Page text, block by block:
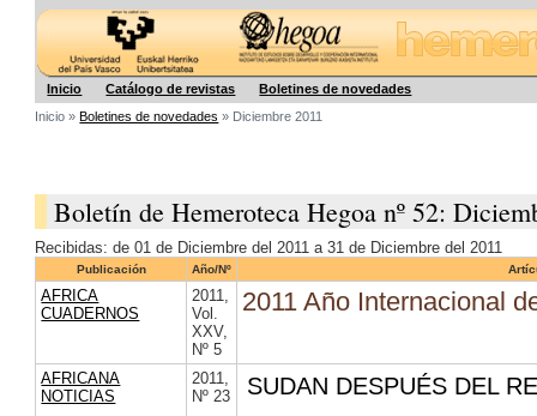
Inicio Catálogo de revistas
Boletines de novedades
Inicio »Boletines de novedades » Diciembre 2011
Boletín de Hemeroteca Hegoa nº 52:
Recibidas: de 01 de Diciembre del 2011 a 31 de Diciembre del 2011
Publicación Año/Nº
AFRICA
CUADERNOS
2011,
Vol.
XXV,
Nº 5
2011 Año Internacional
AFRICANA
NOTICIAS
2011,
Nº 23
SUDAN DESPUÉS DEL